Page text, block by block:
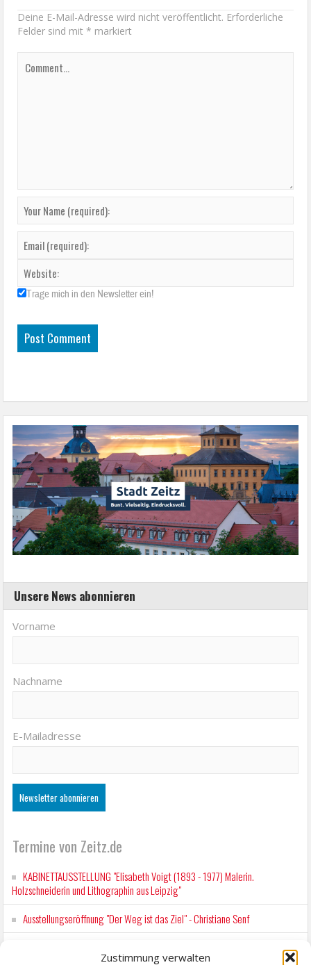
Zustimmung verwalten
Deine E-Mail-Adresse wird nicht veröffentlicht. Erforderliche
Felder sind mit* markiert
Trage mich in den Newsletter ein!
Unsere News abonnieren
Vorname
Nachname
E-Mailadresse
Termine von Zeitz.de
KABINETTAUSSTELLUNG "Elisabeth Voigt (1893 - 1977) Malerin.
Holzschneiderin und Lithographin aus Leipzig"
Ausstellungseröffnung "Der Weg ist das Ziel" - Christiane Senf